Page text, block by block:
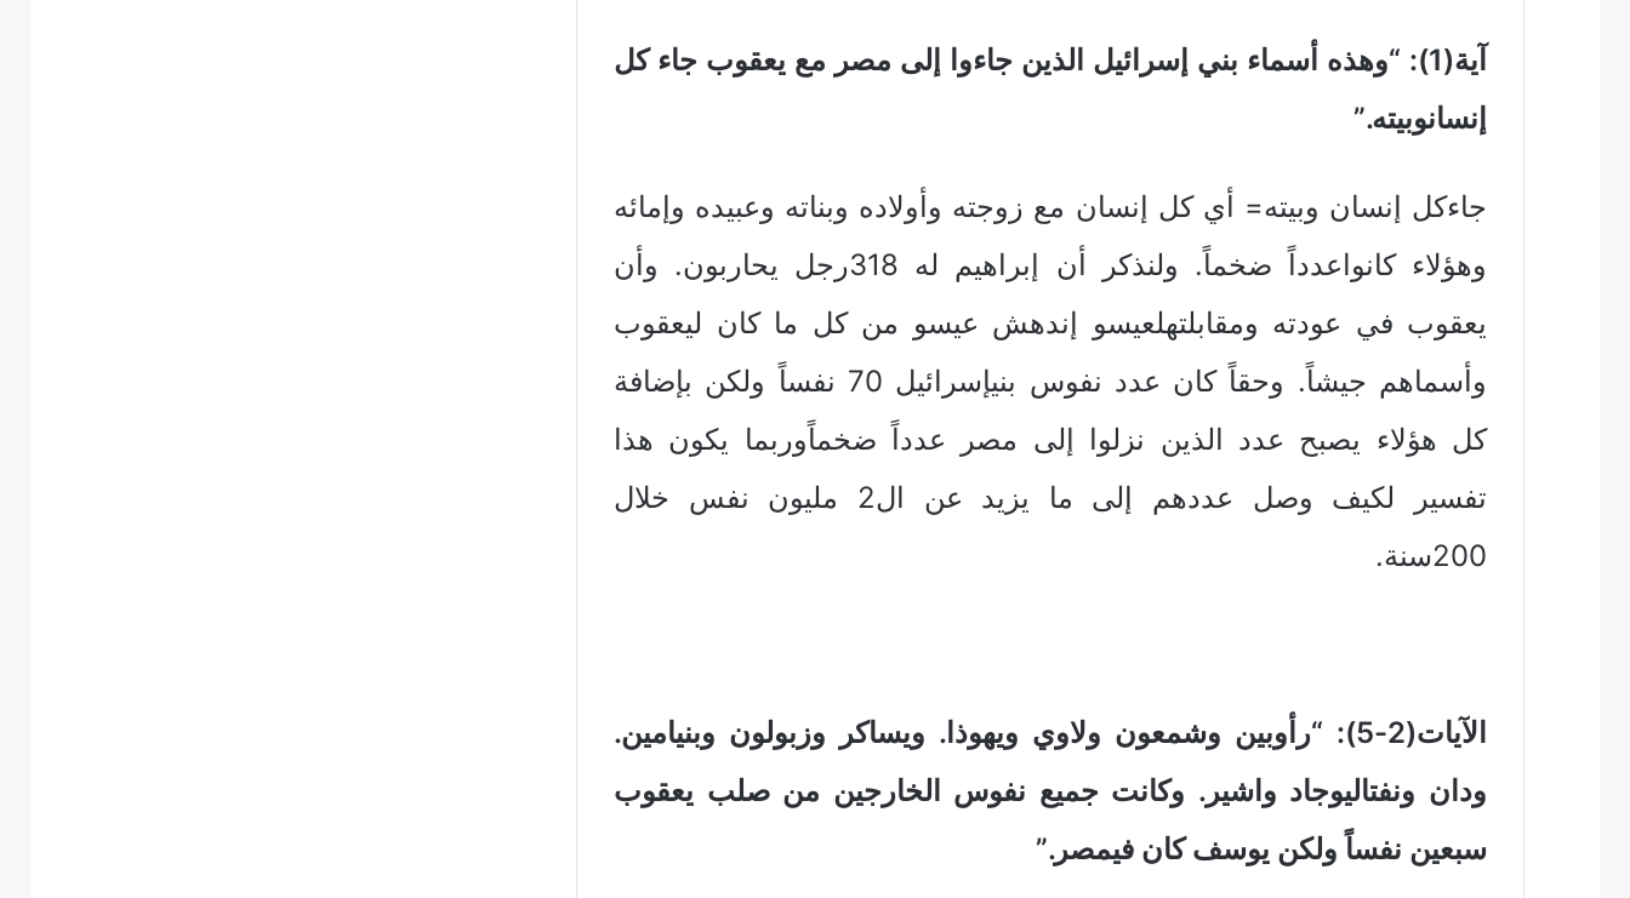
آية(1): “وهذه أسماء بني إسرائيل الذين جاءوا إلى مصر مع يعقوب جاء كل
إنسانوبيته.”
جاءكل إنسان وبيته= أي كل إنسان مع زوجته وأولاده وبناته وعبيده وإمائه
وهؤلاء كانواعدداً ضخماً. ولنذكر أن إبراهيم له 318رجل يحاربون. وأن
يعقوب في عودته ومقابلتهلعيسو إندهش عيسو من كل ما كان ليعقوب
وأسماهم جيشاً. وحقاً كان عدد نفوس بنيإسرائيل 70 نفساً ولكن بإضافة
كل هؤلاء يصبح عدد الذين نزلوا إلى مصر عدداً ضخماًوربما يكون هذا
تفسير لكيف وصل عددهم إلى ما يزيد عن ال2 مليون نفس خلال
200سنة.
الآيات(2-5): “رأوبين وشمعون ولاوي ويهوذا. ويساكر وزبولون وبنيامين.
ودان ونفتاليوجاد واشير. وكانت جميع نفوس الخارجين من صلب يعقوب
سبعين نفساً ولكن يوسف كان فيمصر.”